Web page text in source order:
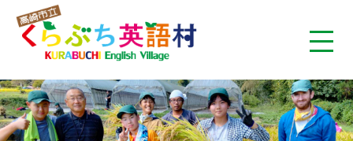
くらぶち英語村とは